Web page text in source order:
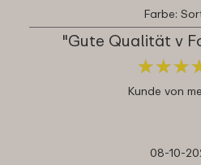
Farbe:
"Gute Qualität v
★★★
★★★
Kunde von
08-10-